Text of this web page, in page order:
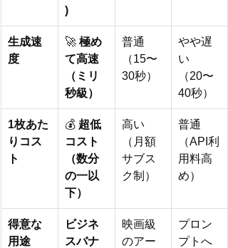
)
生成速
度
🚀 極め
て高速
（ミリ
秒級）
普通
（15〜
30秒）
やや遅
い
（20〜
40秒）
1枚あた
りコス
ト
💰 超低
コスト
（数分
の一以
下）
高い
（月額
サブス
ク制）
普通
（API利
用料高
め）
得意な
用途
ビジネ
スバナ
映画級
のアー
プロン
プトへ